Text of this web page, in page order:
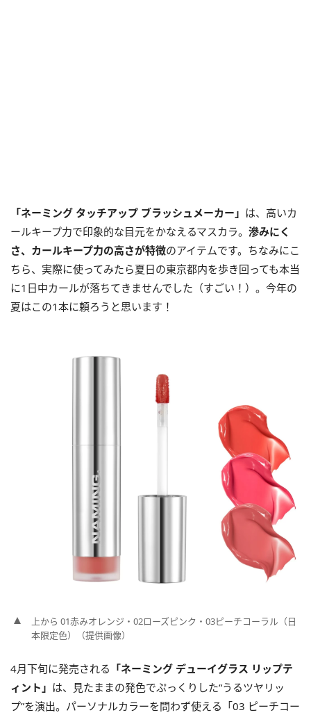
「ネーミング タッチアップ ブラッシュメーカー」 は、高いカ
ールキープ力で印象的な目元をかなえるマスカラ。 滲みにく
さ、カールキープ力の高さが特徴のアイテムです。ちなみにこ
ちら、実際に使ってみたら夏日の東京都内を歩き回っても本当
に1日中カールが落ちてきませんでした（すごい！）。今年の
夏はこの1本に頼ろうと思います！
上から 01赤みオレンジ・02ローズピンク・03ピーチコーラル（日
本限定色）（提供画像）
4月下旬に発売される 「ネーミング デューイグラス リップテ
ィント」 は、見たままの発色でぷっくりした“うるツヤリッ
プ”を演出。パーソナルカラーを問わず使える「03 ピーチコー